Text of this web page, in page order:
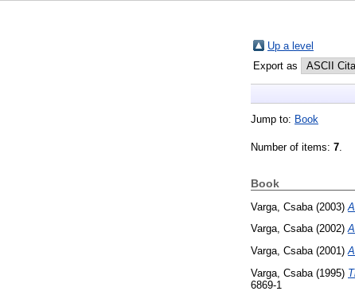
Up a level
Export as
Jump to: Book
Number of items: 7
Book
Varga, Csaba (2003)
Varga, Csaba(2002)
Varga, Csaba(2001)
Varga, Csaba (1995)
6869-1